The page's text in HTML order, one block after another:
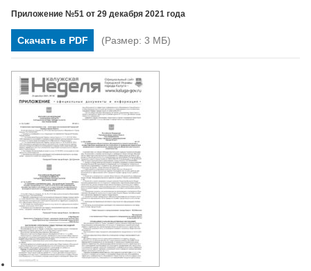
Приложение №51 от 29 декабря 2021 года
Скачать в PDF (Размер: 3 МБ)